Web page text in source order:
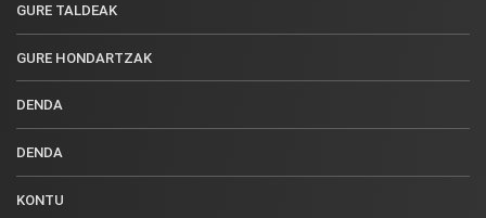
GURE TALDEAK
GURE HONDARTZAK
DENDA
DENDA
KONTU